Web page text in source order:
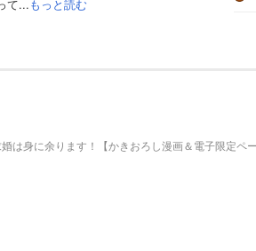
て...もっと読む
は身に余ります！【かきおろし漫画＆電子限定ペー